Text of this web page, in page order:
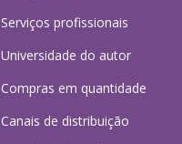
Serviços profissionais
Universidade do autor
Compras em quantidade
Canais de distribuição